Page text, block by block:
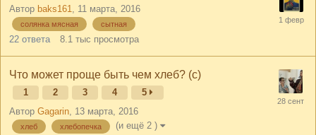
Автор baks161 11 марта, 2016
солянка мясная сытная
22 ответа 8.1 тыс просмотра
Что может проще быть чем хлеб? (с)
1 2 3 4
5
Автор Gagarin 13 марта, 2016
хлеб хлебопечка
(и ещё 2 )